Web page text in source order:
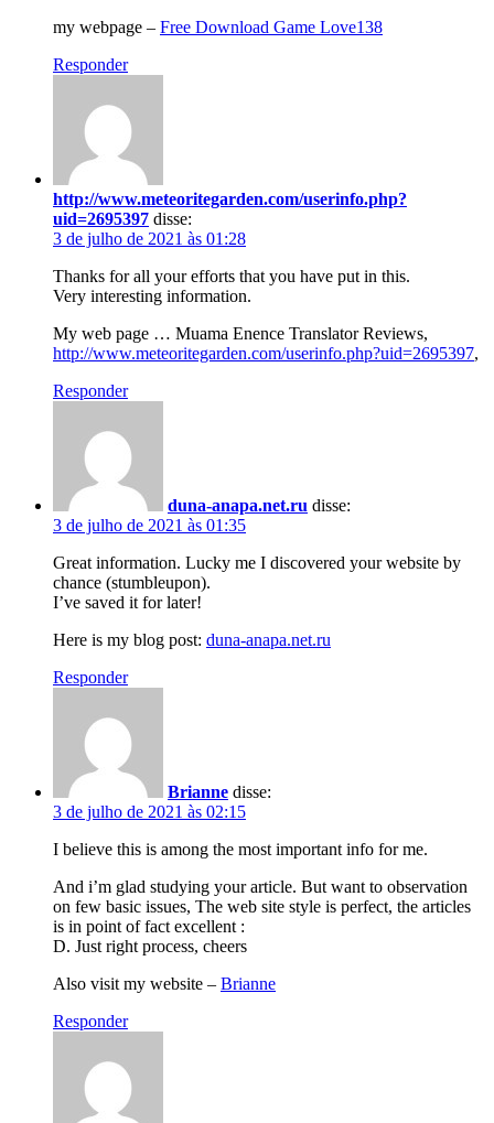
my webpage – Free Download Game Love138
Responder
http://www.meteoritegarden.com/userinfo.php?
uid=2695397 disse:
3 de julho de 2021 às 01:28
Thanks for all your efforts that you have put in this.
Very interesting information.
My web page … Muama Enence Translator Reviews,
http://www.meteoritegarden.com/userinfo.php?uid=2695397,
Responder
duna-anapa.net.ru disse:
3 de julho de 2021 às 01:35
Great information. Lucky me I discovered your website by
chance (stumbleupon).
I’ve saved it for later!
Here is my blog post: duna-anapa.net.ru
Responder
Brianne disse:
3 de julho de 2021 às 02:15
I believe this is among the most important info for me.
And i’m glad studying your article. But want to observation
on few basic issues, The web site style is perfect, the articles
is in point of fact excellent :
D. Just right process, cheers
Also visit my website – Brianne
Responder